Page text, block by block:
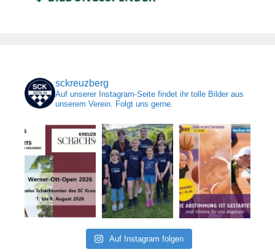
sckreuzberg
Auf unserer Instagram-Seite findet ihr tolle Bilder aus
unserem Verein. Folgt uns gerne.
Auf Instagram folgen